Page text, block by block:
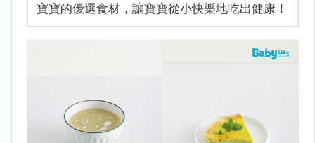
寶寶的優選食材，讓寶寶從小快樂地吃出健康！